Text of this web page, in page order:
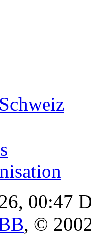
00:47
, ©